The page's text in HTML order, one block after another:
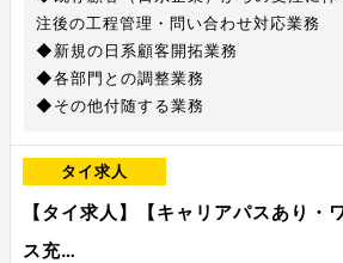
注後の工程管理・問い合わせ対応業務
◆新規の日系顧客開拓業務
◆各部門との調整業務
◆その他付随する業務
タイ求人
【タイ求人】【キャリアパスあり・
ス充…